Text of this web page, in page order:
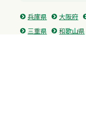
兵庫県 大阪府
三重県
和歌山県